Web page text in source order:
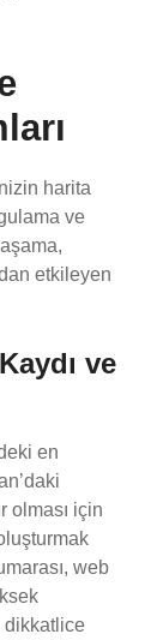
harita
ve
etkileyen
ve
en
olması için
web
dikkatlice